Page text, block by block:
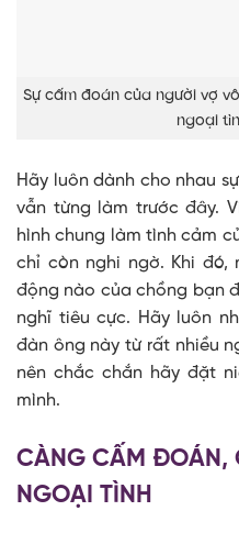
Sự cấm đoán của người vợ
ngoại
Hãy luôn dành cho nhau
vẫn từng làm trước đây.
hình chung làm tình cảm
chỉ còn nghi ngờ. Khi đó,
động nào của chồng bạn
nghĩ tiêu cực. Hãy luôn
đàn ông này từ rất nhiều
nên chắc chắn hãy đặt
mình.
CÀNG CẤM ĐOÁN,
NGOẠI TÌNH